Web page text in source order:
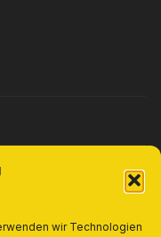
wir Technologien